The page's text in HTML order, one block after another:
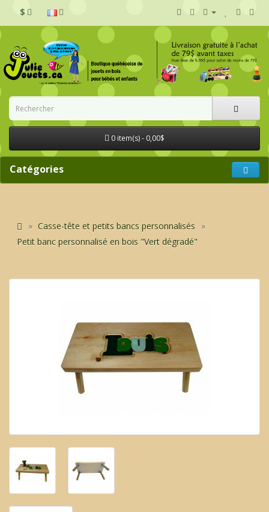
$
0 item(s) - 0,00$
Catégories
Casse-tête et petits bancs personnalisés
Petit banc personnalisé en bois "Vert dégradé"